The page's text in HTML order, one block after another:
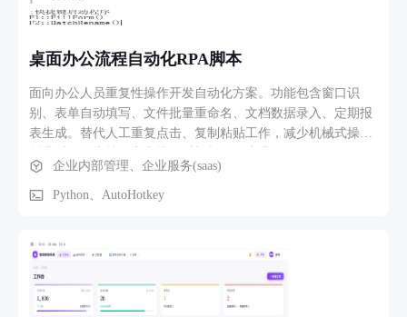
桌面办公流程自动化RPA脚本
面向办公人员重复性操作开发自动化方案。功能包含窗口识
别、表单自动填写、文件批量重命名、文档数据录入、定期报
表生成。替代人工重复点击、复制粘贴工作，减少机械式操作
企业内部管理、企业服务(saas)
Python、AutoHotkey